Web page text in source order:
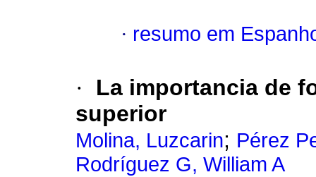
· resumo em
·
La importancia de
superior
Molina, Luzcarin; Pérez
Rodríguez G, William A